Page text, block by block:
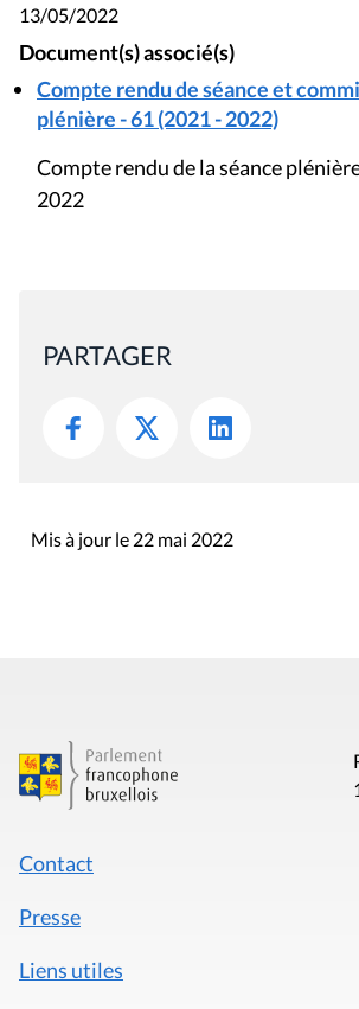
13/05/2022
Document(s) associé(s)
Compte rendu de séance et
plénière - 61 (2021 - 2022)
Compte rendu de la séance
2022
PARTAGER
Mis à jour le 22 mai 2022
Contact
Presse
Liens utiles